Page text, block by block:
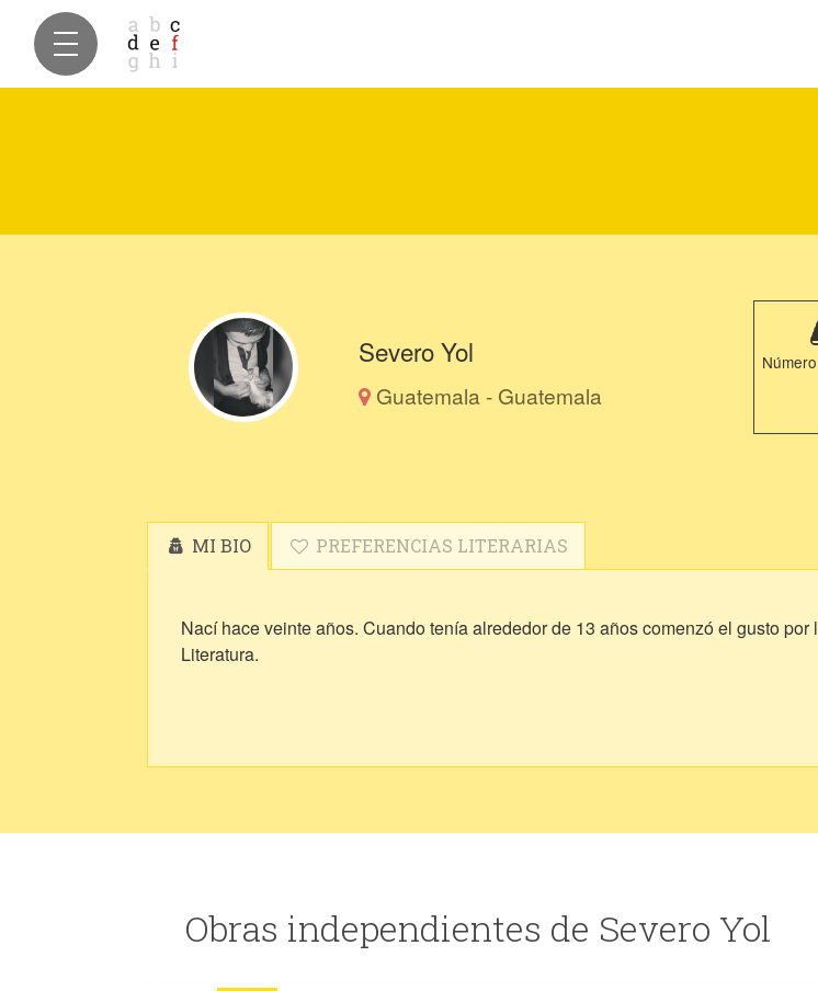
Severo Yol
Guatemala - Guatemala
MI BIO PREFERENCIAS LITERARIAS
Nací hace veinte años. Cuando tenía alrededor de 13 años comenzó el gusto
Literatura.
Obras independientes de Severo Yol